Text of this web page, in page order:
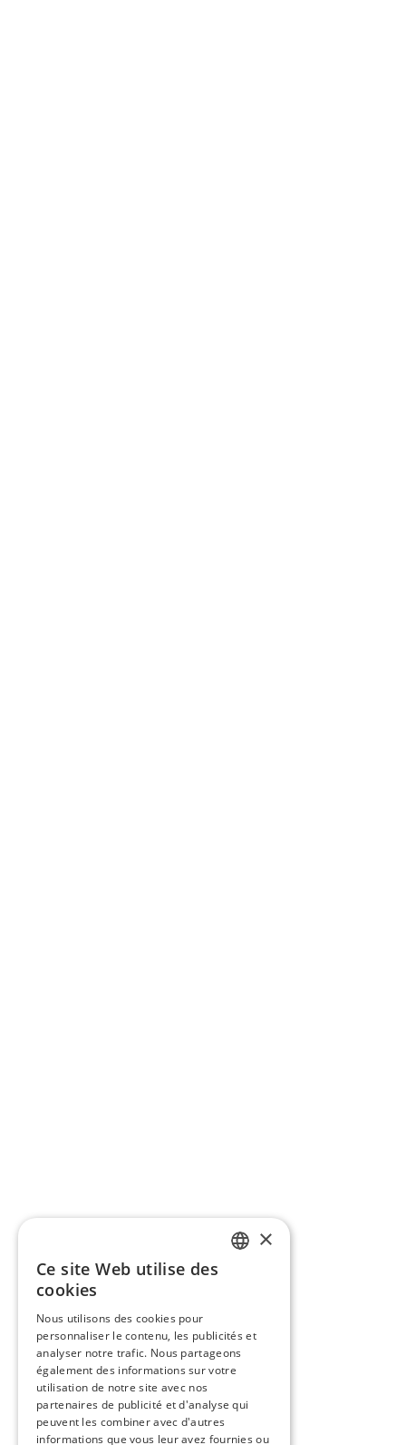
×
Ce site Web utilise des
cookies
Nous utilisons des cookies pour
personnaliser le contenu, les publicités et
analyser notre trafic. Nous partageons
également des informations sur votre
utilisation de notre site avec nos
partenaires de publicité et d'analyse qui
peuvent les combiner avec d'autres
informations que vous leur avez fournies ou